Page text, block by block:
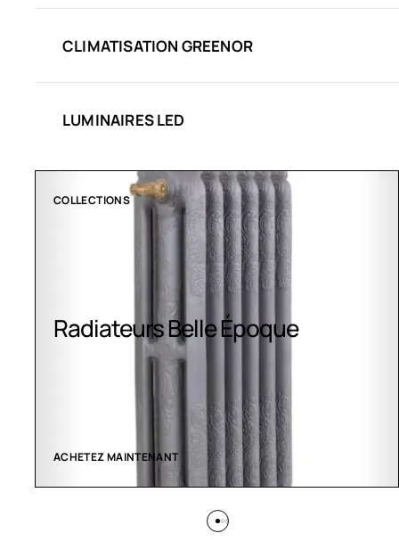
CLIMATISATION GREENOR
LUMINAIRES LED
COLLECTIONS
Radiateurs Belle Époque
ACHETEZ MAINTENANT